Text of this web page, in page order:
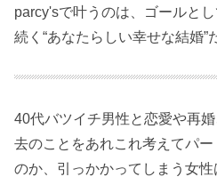
parcy'sで叶うのは、ゴールと
続く“あなたらしい幸せな結婚”
40代バツイチ男性と恋愛や再
去のことをあれこれ考えてパー
のか、引っかかってしまう女性